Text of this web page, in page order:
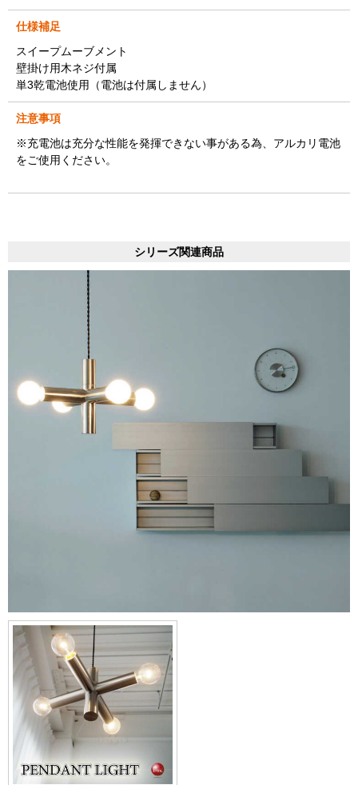
仕様補足
スイープムーブメント
壁掛け用木ネジ付属
単3乾電池使用（電池は付属しません）
注意事項
※充電池は充分な性能を発揮できない事がある為、アルカリ電池
をご使用ください。
シリーズ関連商品